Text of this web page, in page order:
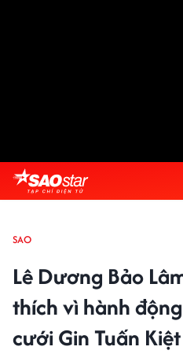
SAO
Lê Dương Bảo
thích vì hành
cưới Gin Tuấn